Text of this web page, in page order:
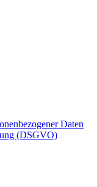
Daten
(DSGVO)